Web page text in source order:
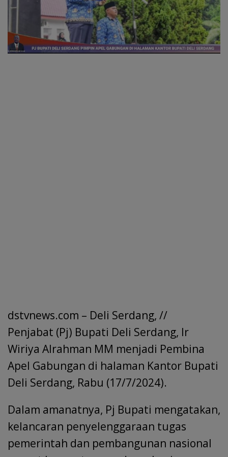
dstvnews.com – Deli Serdang, //
Penjabat (Pj) Bupati Deli Serdang, Ir
Wiriya Alrahman MM menjadi Pembina
Apel Gabungan di halaman Kantor Bupati
Deli Serdang, Rabu (17/7/2024).
Dalam amanatnya, Pj Bupati mengatakan,
kelancaran penyelenggaraan tugas
pemerintah dan pembangunan nasional